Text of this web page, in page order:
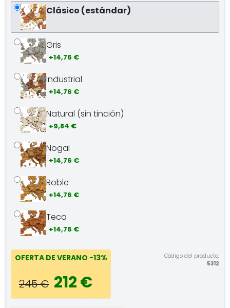
Clásico (estándar)
Gris
+14,76 €
Industrial
+14,76 €
Natural (sin tinción)
+9,84 €
Nogal
+14,76 €
Roble
+14,76 €
Teca
+14,76 €
OFERTA DE VERANO -13%
245 € 212 €
Código del producto:
5312